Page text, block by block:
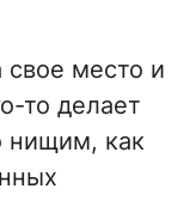
свое место и
то делает
нищим, как